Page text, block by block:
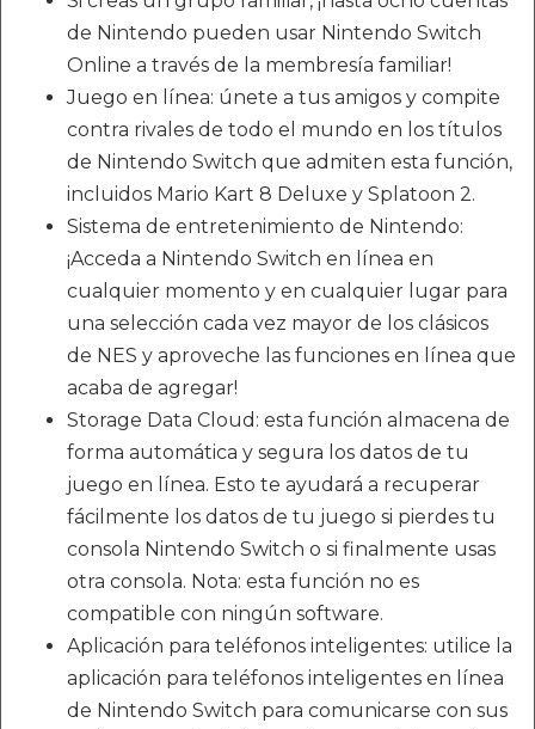
de Nintendo pueden usar Nintendo Switch
Online a través de la membresía familiar!
Juego en línea: únete a tus amigos y compite
contra rivales de todo el mundo en los títulos
de Nintendo Switch que admiten esta función,
incluidos Mario Kart 8 Deluxe y Splatoon 2.
Sistema de entretenimiento de Nintendo:
¡Acceda a Nintendo Switch en línea en
cualquier momento y en cualquier lugar para
una selección cada vez mayor de los clásicos
de NES y aproveche las funciones en línea que
acaba de agregar!
Storage Data Cloud: esta función almacena de
forma automática y segura los datos de tu
juego en línea. Esto te ayudará a recuperar
fácilmente los datos de tu juego si pierdes tu
consola Nintendo Switch o si finalmente usas
otra consola. Nota: esta función no es
compatible con ningún software.
Aplicación para teléfonos inteligentes: utilice la
aplicación para teléfonos inteligentes en línea
de Nintendo Switch para comunicarse con sus